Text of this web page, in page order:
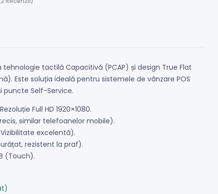
tehnologie tactilă Capacitivă (PCAP) și design True Flat
Este soluția ideală pentru sistemele de vânzare POS
puncte Self-Service.
Full HD 1920×1080.
similar telefoanelor mobile).
excelentă).
rezistent la praf).
(Touch).